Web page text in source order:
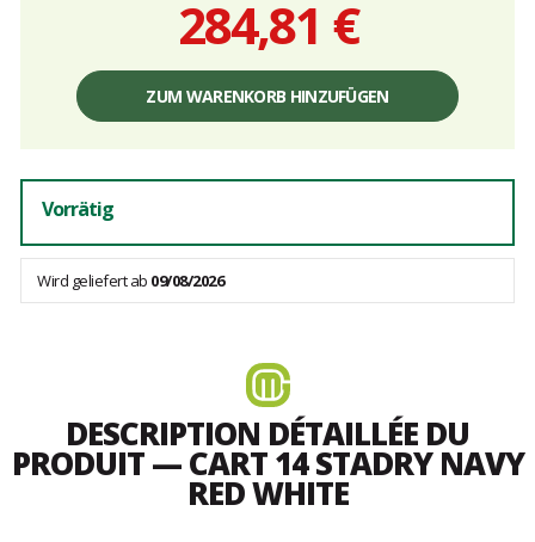
284,81 €
Einzelpreis,
Gebühren
ZUM WARENKORB HINZUFÜGEN
Vorrätig
Wird geliefert ab 09/08/2026
DESCRIPTION DÉTAILLÉE DU
PRODUIT — CART 14 STADRY NAVY
RED WHITE